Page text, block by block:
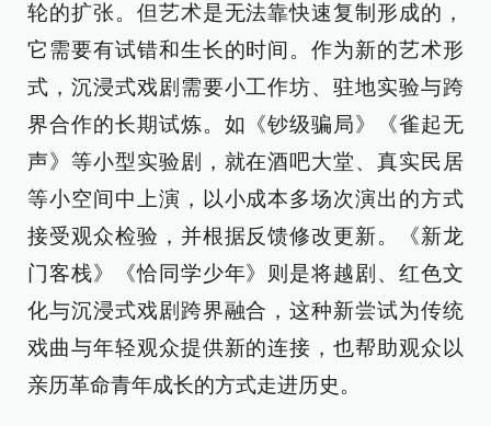
轮的扩张。但艺术是无法靠快速复制形成的，
它需要有试错和生长的时间。作为新的艺术形
式，沉浸式戏剧需要小工作坊、驻地实验与跨
界合作的长期试炼。如《钞级骗局》《雀起无
声》等小型实验剧，就在酒吧大堂、真实民居
等小空间中上演，以小成本多场次演出的方式
接受观众检验，并根据反馈修改更新。《新龙
门客栈》《恰同学少年》则是将越剧、红色文
化与沉浸式戏剧跨界融合，这种新尝试为传统
戏曲与年轻观众提供新的连接，也帮助观众以
亲历革命青年成长的方式走进历史。